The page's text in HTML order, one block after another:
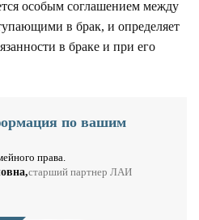
особым соглашением между
в брак, и определяет
в браке и при его
по вашим
права.
старший партнер ЛАИ